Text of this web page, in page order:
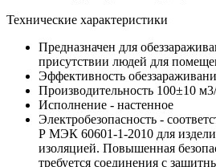
Технические характеристики
Предназначен для
присутствии людей для
Эффективность
Производительность 100±10
Исполнение - настенное
Электробезопасность -
Р МЭК 60601-1-2010 для
изоляцией. Повышенная
требуется соединения с